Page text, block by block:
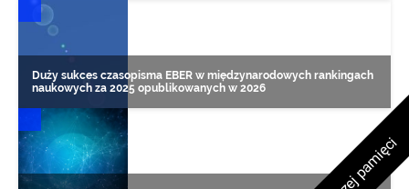
DONIESIENIA NAUKOWE
Duży sukces czasopisma EBER w międzynarodowych rankingach
naukowych za 2025 opublikowanych w 2026
DONIESIENIA NAUKOWE